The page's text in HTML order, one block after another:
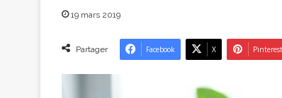
19 mars 2019
Partager Facebook X Pinterest